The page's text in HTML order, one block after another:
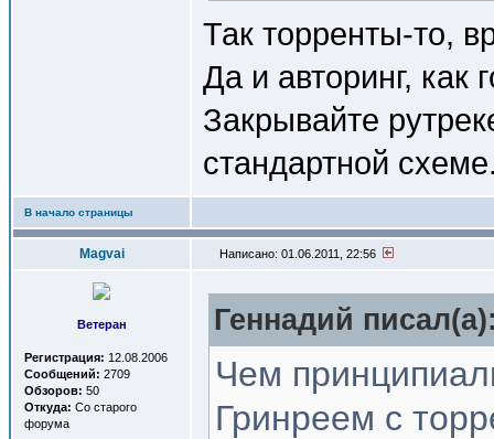
Так торренты-то,
Да и авторинг, как
Закрывайте
стандартной
В начало страницы
Magvai Написано: 01.06.2011, 22:56
Ветеран
Регистрация: 12.08.2006
Сообщений: 2709
Обзоров: 50
Откуда: Со старого
форума
Геннадий
Чем
Гринреем с